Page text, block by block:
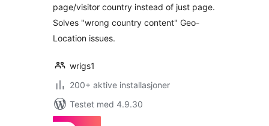
page/visitor country instead of just page.
Solves "wrong country content" Geo-
Location issues.
wrigs1
200+ aktive installasjoner
Testet med 4.9.30